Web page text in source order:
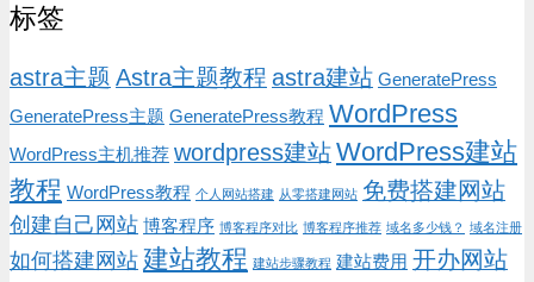
标签
astra主题 Astra主题教程 astra建站 GeneratePress
GeneratePress主题 GeneratePress教程 WordPress
WordPress主机推荐 wordpress建站WordPress建站
教程 WordPress教程 个人网站搭建 从零搭建网站 免费搭建网站
创建自己网站 博客程序 博客程序对比 博客程序推荐 域名多少钱？ 域名注册
如何搭建网站 建站教程 建站步骤教程 建站费用 开办网站